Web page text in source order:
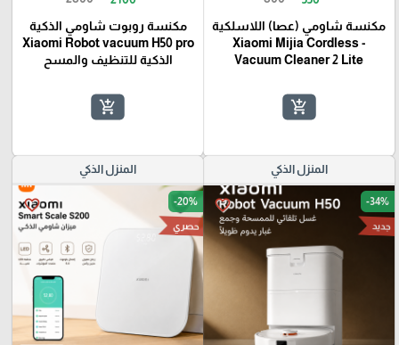
مكنسة شاومي (عصا) اللاسلكية
- Xiaomi Mijia Cordless
Vacuum Cleaner 2 Lite
add_shopping_cart
مكنسة روبوت شاومي الذكية
Xiaomi Robot vacuum H50 pro
الذكية للتنظيف والمسح
add_shopping_cart
المنزل الذكي
favorite_border -34%
جديد
المنزل الذكي
favorite_border -20%
حصري